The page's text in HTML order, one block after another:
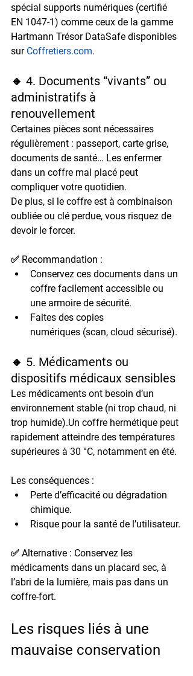
spécial supports numériques (certifié
EN 1047-1) comme ceux de la gamme
Hartmann Trésor DataSafe disponibles
sur Coffretiers.com.
🔸 4. Documents “vivants” ou
administratifs à
renouvellement
Certaines pièces sont nécessaires
régulièrement : passeport, carte grise,
documents de santé… Les enfermer
dans un coffre mal placé peut
compliquer votre quotidien.
De plus, si le coffre est à combinaison
oubliée ou clé perdue, vous risquez de
devoir le forcer.
✅ Recommandation :
Conservez ces documents dans un
coffre facilement accessible ou
une armoire de sécurité.
Faites des copies
numériques (scan, cloud sécurisé).
🔸 5. Médicaments ou
dispositifs médicaux sensibles
Les médicaments ont besoin d’un
environnement stable (ni trop chaud, ni
trop humide).Un coffre hermétique peut
rapidement atteindre des températures
supérieures à 30 °C, notamment en été.
Les conséquences :
Perte d’efficacité ou dégradation
chimique.
Risque pour la santé de l’utilisateur.
✅ Alternative : Conservez les
médicaments dans un placard sec, à
l’abri de la lumière, mais pas dans un
coffre-fort.
Les risques liés à une
mauvaise conservation